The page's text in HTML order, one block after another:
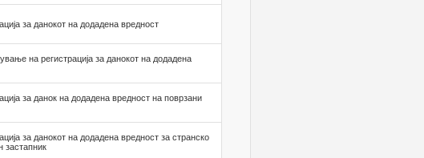
за данокот на додадена вредност
на регистрација за данокот на додадена
за данок на додадена вредност на поврзани
за данокот на додадена вредност за странско
застапник